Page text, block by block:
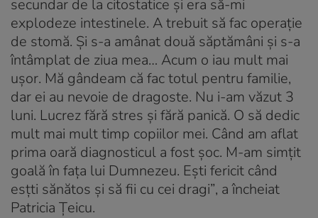
secundar de la citostatice și era să-mi
explodeze intestinele. A trebuit să fac operație
de stomă. Și s-a amânat două săptămâni și s-a
întâmplat de ziua mea… Acum o iau mult mai
ușor. Mă gândeam că fac totul pentru familie,
dar ei au nevoie de dragoste. Nu i-am văzut 3
luni. Lucrez fără stres și fără panică. O să dedic
mult mai mult timp copiilor mei. Când am aflat
prima oară diagnosticul a fost șoc. M-am simțit
goală în fața lui Dumnezeu. Ești fericit când
esțti sănătos și să fii cu cei dragi”, a încheiat
Patricia Țeicu.